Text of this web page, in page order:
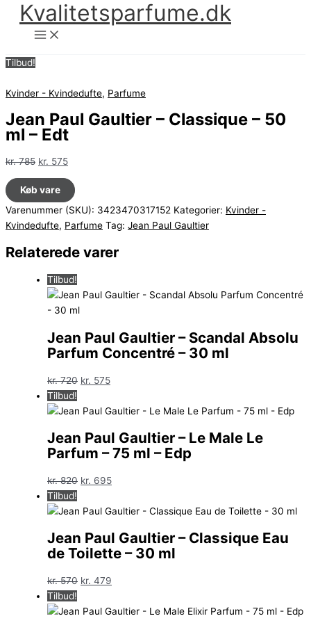
Kvalitetsparfume.dk
Tilbud!
Kvinder - Kvindedufte, Parfume
Jean Paul Gaultier – Classique – 50
ml – Edt
kr.785 Den
oprindelige
pris
var:
kr. 785.
kr. 575Den
pris
er:
kr. 575.
Køb vare
Varenummer (SKU): 3423470317152 Kategorier: Kvinder -
Kvindedufte, Parfume Tag: Jean Paul Gaultier
Relaterede varer
Tilbud!
Jean Paul Gaultier – Scandal Absolu
Parfum Concentré – 30 ml
kr.720 Den
pris
kr. 720.
kr. 575Den
pris
kr. 575.
Tilbud!
Jean Paul Gaultier – Le Male Le
Parfum – 75 ml – Edp
kr.820 Den
pris
kr. 820.
kr. 695Den
pris
kr. 695.
Tilbud!
Jean Paul Gaultier – Classique Eau
de Toilette – 30 ml
kr.570 Den
pris
kr. 479
pris
Tilbud!